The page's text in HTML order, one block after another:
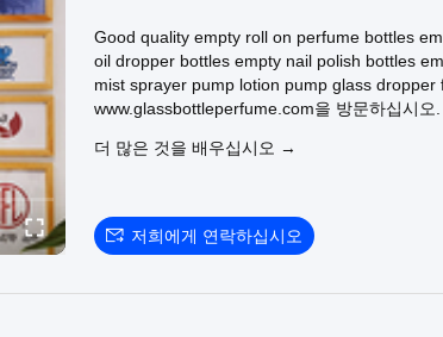
Good quality empty roll on perfume bottles
oil dropper bottles empty nail polish bottles
mist sprayer pump lotion pump glass dropper
www.glassbottleperfume.com을 방문하십시오.
더 많은 것을 배우십시오 →
저희에게 연락하십시오